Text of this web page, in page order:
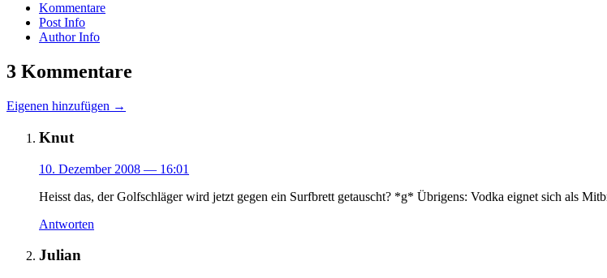
Kommentare
Post Info
Author Info
3 Kommentare
Eigenen hinzufügen →
Knut
10. Dezember 2008 — 16:01
Heisst das, der Golfschläger wird jetzt gegen ein Surfbrett getauscht? *g* Übrigens: Vodka eignet sich als
Antworten
Julian